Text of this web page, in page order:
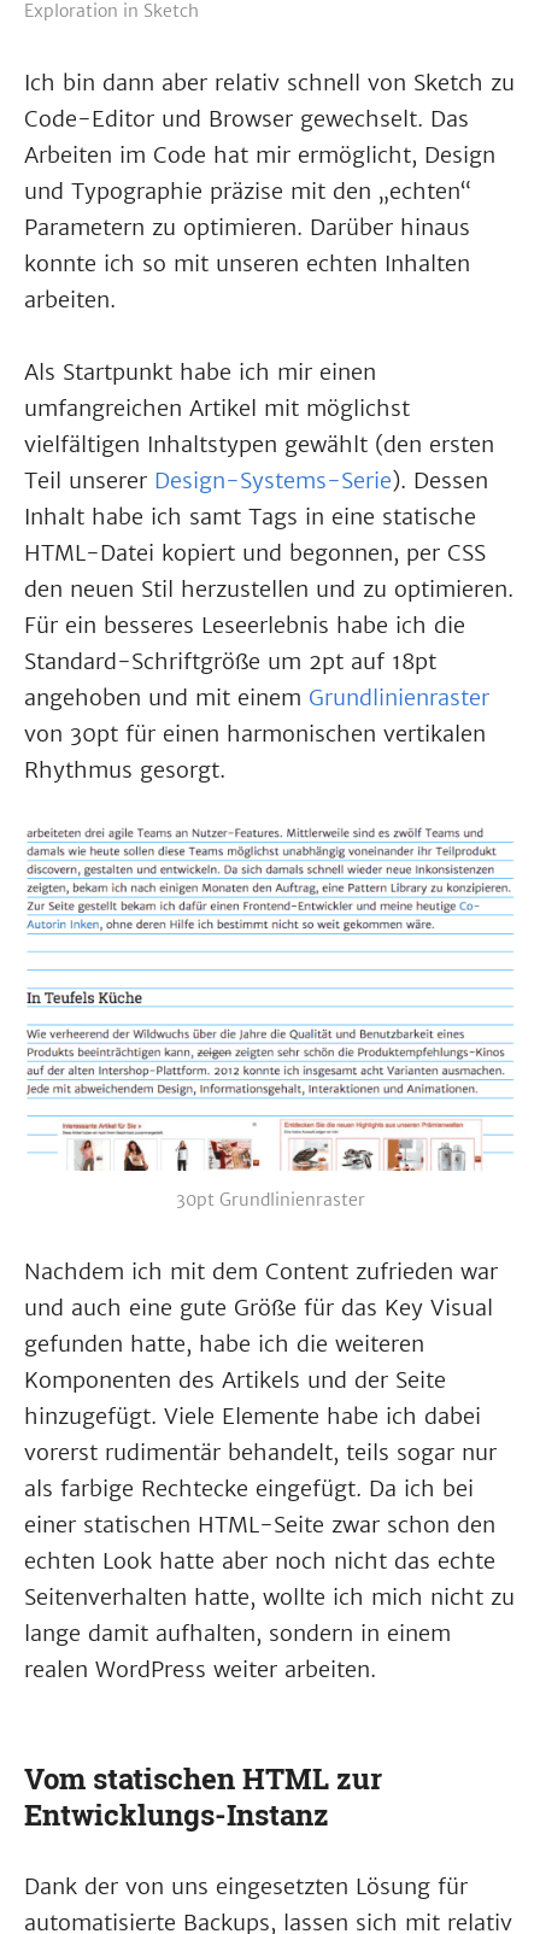
Exploration in Sketch
Ich bin dann aber relativ schnell von Sketch zu
Code-Editor und Browser gewechselt. Das
Arbeiten im Code hat mir ermöglicht, Design
und Typographie präzise mit den „echten“
Parametern zu optimieren. Darüber hinaus
konnte ich so mit unseren echten Inhalten
arbeiten.
Als Startpunkt habe ich mir einen
umfangreichen Artikel mit möglichst
vielfältigen Inhaltstypen gewählt (den ersten
Teil unserer Design-Systems-Serie). Dessen
Inhalt habe ich samt Tags in eine statische
HTML-Datei kopiert und begonnen, per CSS
den neuen Stil herzustellen und zu optimieren.
Für ein besseres Leseerlebnis habe ich die
Standard-Schriftgröße um 2pt auf 18pt
angehoben und mit einem Grundlinienraster
von 30pt für einen harmonischen vertikalen
Rhythmus gesorgt.
30pt Grundlinienraster
Nachdem ich mit dem Content zufrieden war
und auch eine gute Größe für das Key Visual
gefunden hatte, habe ich die weiteren
Komponenten des Artikels und der Seite
hinzugefügt. Viele Elemente habe ich dabei
vorerst rudimentär behandelt, teils sogar nur
als farbige Rechtecke eingefügt. Da ich bei
einer statischen HTML-Seite zwar schon den
echten Look hatte aber noch nicht das echte
Seitenverhalten hatte, wollte ich mich nicht zu
lange damit aufhalten, sondern in einem
realen WordPress weiter arbeiten.
Vom statischen HTML zur
Entwicklungs-Instanz
Dank der von uns eingesetzten Lösung für
automatisierte Backups, lassen sich mit relativ